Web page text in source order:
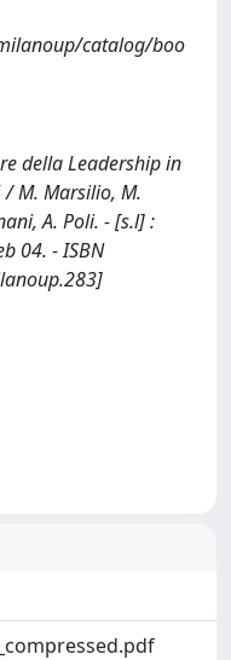
catalog/boo
della Leadership in
M. Marsilio, M.
A. Poli. - [s.l] :
04. - ISBN